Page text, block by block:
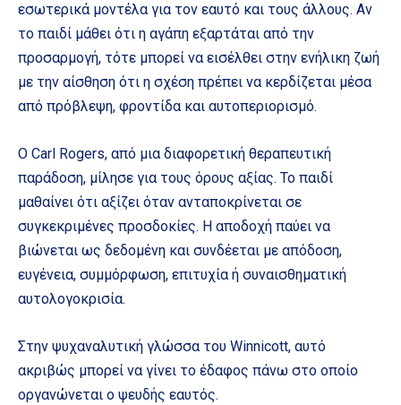
εσωτερικά μοντέλα για τον εαυτό και τους άλλους. Αν
το παιδί μάθει ότι η αγάπη εξαρτάται από την
προσαρμογή, τότε μπορεί να εισέλθει στην ενήλικη ζωή
με την αίσθηση ότι η σχέση πρέπει να κερδίζεται μέσα
από πρόβλεψη, φροντίδα και αυτοπεριορισμό.
Ο Carl Rogers, από μια διαφορετική θεραπευτική
παράδοση, μίλησε για τους όρους αξίας. Το παιδί
μαθαίνει ότι αξίζει όταν ανταποκρίνεται σε
συγκεκριμένες προσδοκίες. Η αποδοχή παύει να
βιώνεται ως δεδομένη και συνδέεται με απόδοση,
ευγένεια, συμμόρφωση, επιτυχία ή συναισθηματική
αυτολογοκρισία.
Στην ψυχαναλυτική γλώσσα του Winnicott, αυτό
ακριβώς μπορεί να γίνει το έδαφος πάνω στο οποίο
οργανώνεται ο ψευδής εαυτός.